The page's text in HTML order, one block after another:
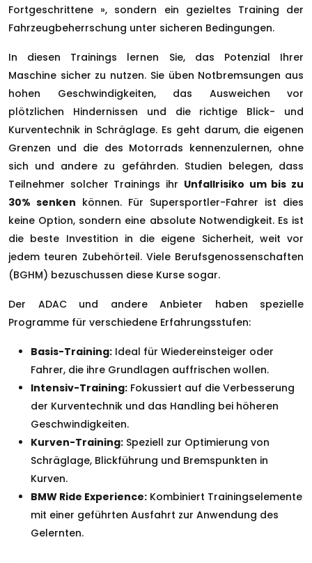
Fortgeschrittene », sondern ein gezieltes Training der
Fahrzeugbeherrschung unter sicheren Bedingungen.
In diesen Trainings lernen Sie, das Potenzial Ihrer
Maschine sicher zu nutzen. Sie üben Notbremsungen aus
hohen Geschwindigkeiten, das Ausweichen vor
plötzlichen Hindernissen und die richtige Blick- und
Kurventechnik in Schräglage. Es geht darum, die eigenen
Grenzen und die des Motorrads kennenzulernen, ohne
sich und andere zu gefährden. Studien belegen, dass
Teilnehmer solcher Trainings ihr Unfallrisiko um bis zu
30% senken können. Für Supersportler-Fahrer ist dies
keine Option, sondern eine absolute Notwendigkeit. Es ist
die beste Investition in die eigene Sicherheit, weit vor
jedem teuren Zubehörteil. Viele Berufsgenossenschaften
(BGHM) bezuschussen diese Kurse sogar.
Der ADAC und andere Anbieter haben spezielle
Programme für verschiedene Erfahrungsstufen:
Basis-Training: Ideal für Wiedereinsteiger oder
Fahrer, die ihre Grundlagen auffrischen wollen.
Intensiv-Training: Fokussiert auf die Verbesserung
der Kurventechnik und das Handling bei höheren
Geschwindigkeiten.
Kurven-Training: Speziell zur Optimierung von
Schräglage, Blickführung und Bremspunkten in
Kurven.
BMW Ride Experience: Kombiniert Trainingselemente
mit einer geführten Ausfahrt zur Anwendung des
Gelernten.